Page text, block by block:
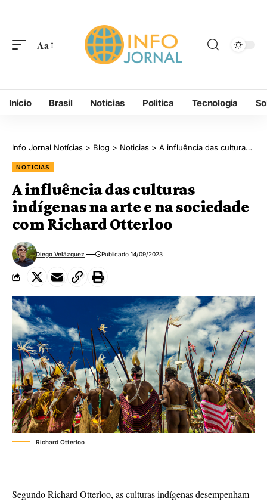
Aa
Início Brasil Noticias Politica Tecnologia
Info Jornal Notícias > Blog > Noticias > A influência das culturas indígenas na arte e na sociedade com Richard Otterloo
NOTICIAS
A influência das culturas
indígenas na arte e na sociedade
com Richard Otterloo
Diego Velázquez Publicado 14/09/2023
Richard Otterloo
Segundo Richard Otterloo, as culturas indígenas desempenham